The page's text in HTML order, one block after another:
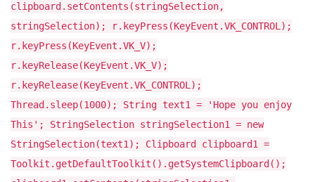
clipboard.setContents(stringSelection,
stringSelection); r.keyPress(KeyEvent.VK_CONTROL);
r.keyPress(KeyEvent.VK_V);
r.keyRelease(KeyEvent.VK_V);
r.keyRelease(KeyEvent.VK_CONTROL);
Thread.sleep(1000); String text1 = 'Hope you enjoy
This'; StringSelection stringSelection1 = new
StringSelection(text1); Clipboard clipboard1 =
Toolkit.getDefaultToolkit().getSystemClipboard();